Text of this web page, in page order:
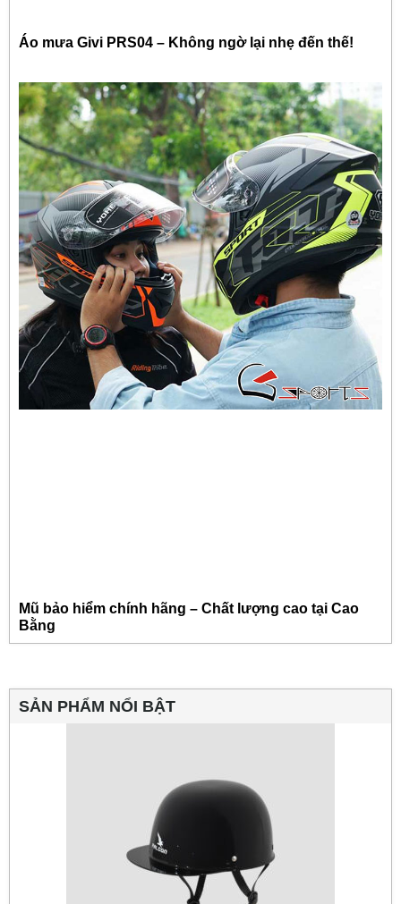
Áo mưa Givi PRS04 – Không ngờ lại nhẹ đến thế!
Mũ bảo hiểm chính hãng – Chất lượng cao tại Cao
Bằng
SẢN PHẨM NỔI BẬT